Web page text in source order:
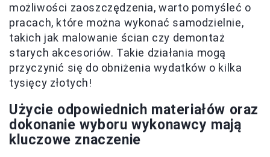
możliwości zaoszczędzenia, warto pomyśleć o
pracach, które można wykonać samodzielnie,
takich jak malowanie ścian czy demontaż
starych akcesoriów. Takie działania mogą
przyczynić się do obniżenia wydatków o kilka
tysięcy złotych!
Użycie odpowiednich materiałów oraz
dokonanie wyboru wykonawcy mają
kluczowe znaczenie